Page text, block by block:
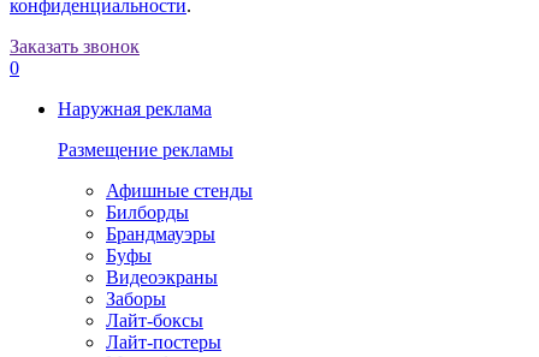
конфиденциальности.
Заказать звонок
0
Наружная реклама
Размещение рекламы
Афишные стенды
Билборды
Брандмауэры
Буфы
Видеоэкраны
Заборы
Лайт-боксы
Лайт-постеры